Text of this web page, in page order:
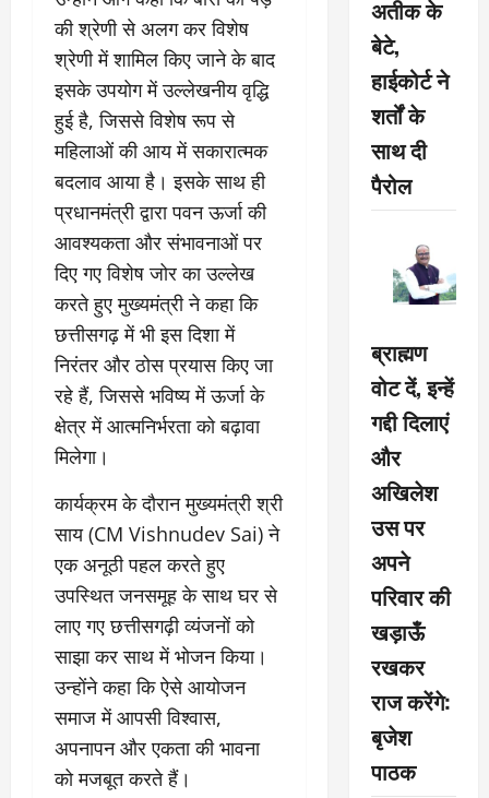
की श्रेणी से अलग कर विशेष
श्रेणी में शामिल किए जाने के बाद
इसके उपयोग में उल्लेखनीय वृद्धि
हुई है, जिससे विशेष रूप से
महिलाओं की आय में सकारात्मक
बदलाव आया है। इसके साथ ही
प्रधानमंत्री द्वारा पवन ऊर्जा की
आवश्यकता और संभावनाओं पर
दिए गए विशेष जोर का उल्लेख
करते हुए मुख्यमंत्री ने कहा कि
छत्तीसगढ़ में भी इस दिशा में
निरंतर और ठोस प्रयास किए जा
रहे हैं, जिससे भविष्य में ऊर्जा के
क्षेत्र में आत्मनिर्भरता को बढ़ावा
मिलेगा।
कार्यक्रम के दौरान मुख्यमंत्री श्री
साय (CM Vishnudev Sai) ने
एक अनूठी पहल करते हुए
उपस्थित जनसमूह के साथ घर से
लाए गए छत्तीसगढ़ी व्यंजनों को
साझा कर साथ में भोजन किया।
उन्होंने कहा कि ऐसे आयोजन
समाज में आपसी विश्वास,
अपनापन और एकता की भावना
को मजबूत करते हैं।
अतीक के
बेटे,
हाईकोर्ट ने
शर्तों के
साथ दी
पैरोल
ब्राह्मण
वोट दें, इन्हें
गद्दी दिलाएं
और
अखिलेश
उस पर
अपने
परिवार की
खड़ाऊँ
रखकर
राज करेंगे:
बृजेश
पाठक